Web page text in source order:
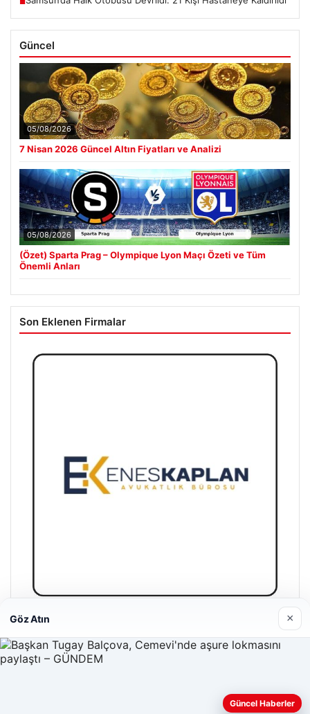
Güncel
05/08/2026
7 Nisan 2026 Güncel Altın Fiyatları ve Analizi
05/08/2026
(Özet) Sparta Prag – Olympique Lyon Maçı Özeti ve Tüm
Önemli Anları
Son Eklenen Firmalar
Enes Kaplan Avukatlık Bürosu
28/04/2026
Göz Atın ×
Güncel Haberler